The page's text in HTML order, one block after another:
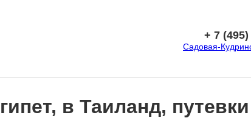
+ 7
Садовая-
в Таиланд,